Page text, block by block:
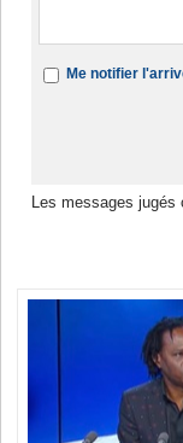
Me notifier
Les messages jugés